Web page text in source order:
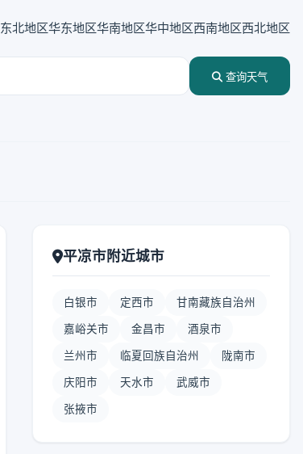
东北地区华东地区华南地区华中地区西南地区西北地区
查询天气
平凉市附近城市
白银市 定西市 甘南藏族自治州
嘉峪关市 金昌市 酒泉市
兰州市 临夏回族自治州 陇南市
庆阳市 天水市 武威市
张掖市